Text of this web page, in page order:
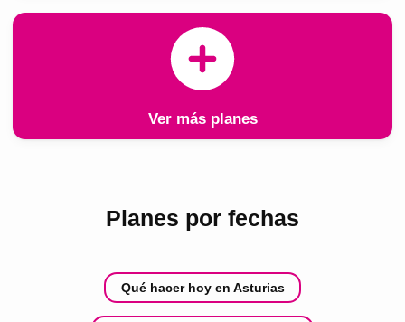
Ver más planes
Planes por fechas
Qué hacer hoy en Asturias